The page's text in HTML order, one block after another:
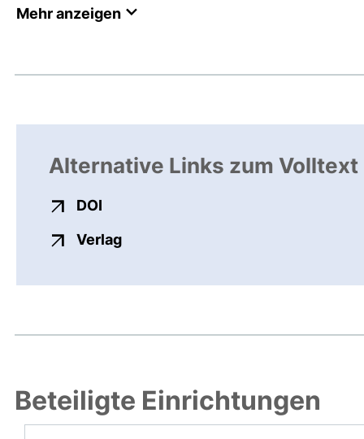
Mehr anzeigen
Alternative Links zum Volltext
DOI
Verlagexterner Link, öffnet neues
Beteiligte Einrichtungen